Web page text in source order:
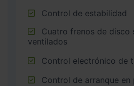
Control de estabilidad
ventilados
Control electrónico de
Control de arranque en